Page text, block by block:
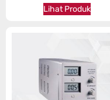
★★★★★
Lihat Produk